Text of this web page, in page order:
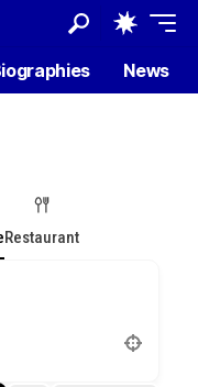
News
Restaurant